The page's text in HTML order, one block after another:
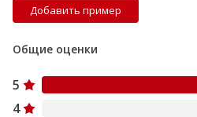
Добавить пример
Общие оценки
5
4